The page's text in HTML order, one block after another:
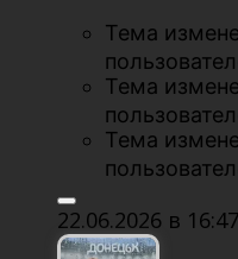
Тема
Тема
Тема
22.06.2026 в 16:47